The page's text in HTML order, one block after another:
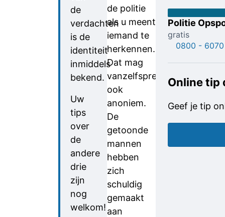
de
verdachten
is de
identiteit
inmiddels
bekend.
Uw
tips
over
de
andere
drie
zijn
nog
welkom!
de politie
als u meent
iemand te
herkennen.
Dat mag
vanzelfsprekend
ook
anoniem.
De
getoonde
mannen
hebben
zich
schuldig
gemaakt
aan
Politie
gratis
0800 - 6070
Online tip
Geef je tip